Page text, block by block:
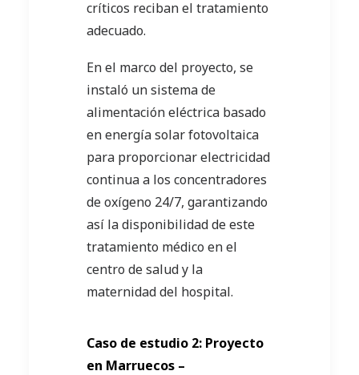
críticos reciban el tratamiento
adecuado.
En el marco del proyecto, se
instaló un sistema de
alimentación eléctrica basado
en energía solar fotovoltaica
para proporcionar electricidad
continua a los concentradores
de oxígeno 24/7, garantizando
así la disponibilidad de este
tratamiento médico en el
centro de salud y la
maternidad del hospital.
Caso de estudio 2: Proyecto
en Marruecos –